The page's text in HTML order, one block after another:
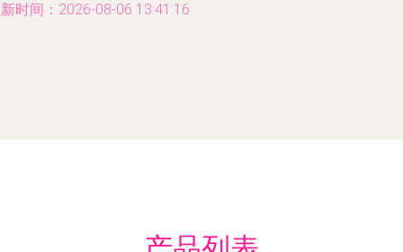
时间：2026-08-06 13:41:16